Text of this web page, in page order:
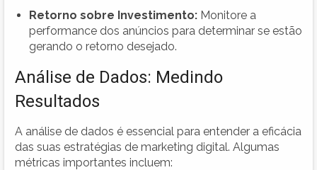
Retorno sobre Investimento: Monitore a
performance dos anúncios para determinar se estão
gerando o retorno desejado.
Análise de Dados: Medindo
Resultados
A análise de dados é essencial para entender a eficácia
das suas estratégias de marketing digital. Algumas
métricas importantes incluem: